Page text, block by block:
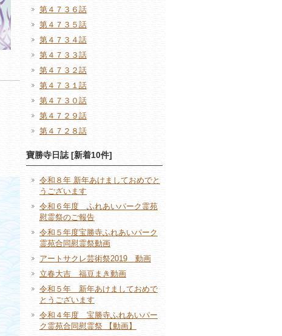
第４７３６話
第４７３５話
第４７３４話
第４７３３話
第４７３２話
第４７３１話
第４７３０話
第４７２９話
第４７２８話
寶勝寺日誌 [新着10件]
令和８年 新年あけましておめでと
うございます
令和６年度 ふれあいパーク霊苑
慰霊祭のご報告
令和５年度宝勝寺ふれあいパーク
霊苑合同慰霊祭動画
アートサクレ芸術祭2019 動画
立春大吉 福豆まき動画
令和５年 新年あけましておめで
とうございます
令和４年度 宝勝寺ふれあいパー
ク霊苑合同慰霊祭 【動画】